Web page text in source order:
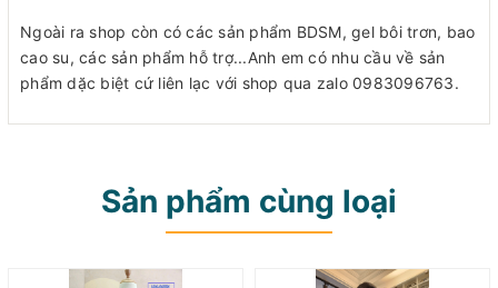
Ngoài ra shop còn có các sản phẩm BDSM, gel bôi trơn, bao
cao su, các sản phẩm hỗ trợ...Anh em có nhu cầu về sản
phẩm dặc biệt cứ liên lạc với shop qua zalo 0983096763.
Sản phẩm cùng loại